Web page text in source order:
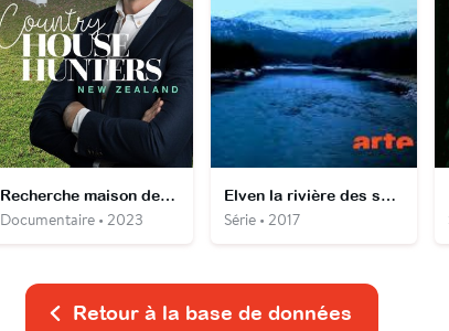
Recherche maison de campagne Nouvelle-Zélande
Documentaire • 2023
Elven la rivière des secrets
Série • 2017
Retour à la base de données